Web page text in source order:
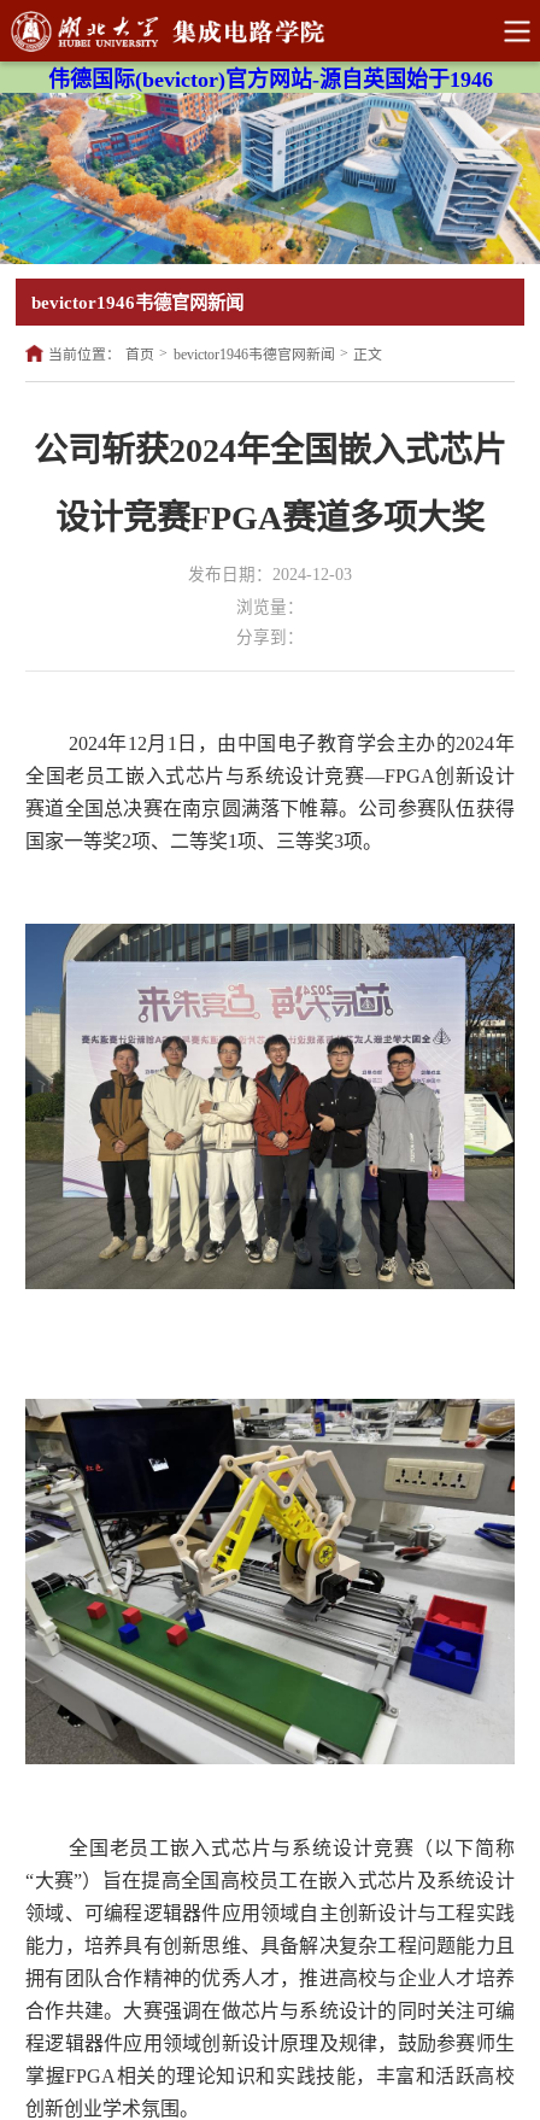
伟德国际(bevictor)官方网站-源自英国始于1946
bevictor1946韦德官网新闻
当前位置： 首页 > bevictor1946韦德官网新闻 > 正文
公司斩获2024年全国嵌入式芯片
设计竞赛FPGA赛道多项大奖
发布日期：2024-12-03
浏览量：
分享到：
2024年12月1日，由中国电子教育学会主办的2024年
全国老员工嵌入式芯片与系统设计竞赛—FPGA创新设计
赛道全国总决赛在南京圆满落下帷幕。公司参赛队伍获得
国家一等奖2项、二等奖1项、三等奖3项。
全国老员工嵌入式芯片与系统设计竞赛（以下简称
“大赛”）旨在提高全国高校员工在嵌入式芯片及系统设计
领域、可编程逻辑器件应用领域自主创新设计与工程实践
能力，培养具有创新思维、具备解决复杂工程问题能力且
拥有团队合作精神的优秀人才，推进高校与企业人才培养
合作共建。大赛强调在做芯片与系统设计的同时关注可编
程逻辑器件应用领域创新设计原理及规律，鼓励参赛师生
掌握FPGA相关的理论知识和实践技能，丰富和活跃高校
创新创业学术氛围。